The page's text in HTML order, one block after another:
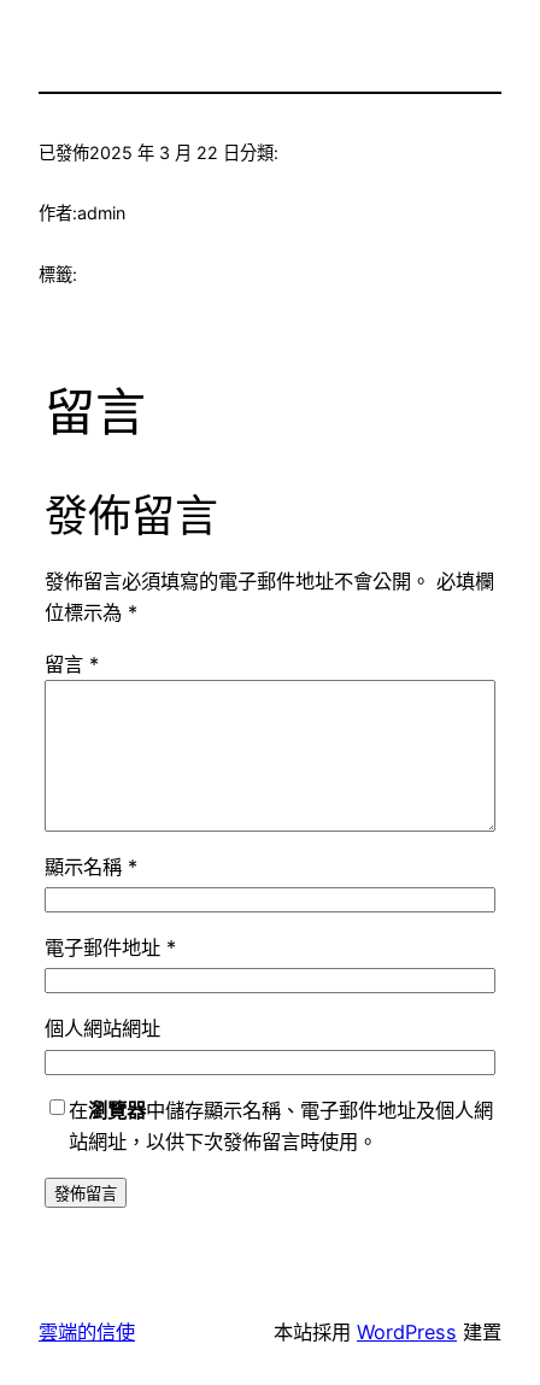
已發佈2025 年 3 月 22 日分類:
作者:admin
標籤:
留言
發佈留言
發佈留言必須填寫的電子郵件地址不會公開。 必填欄
位標示為 *
留言 *
顯示名稱 *
電子郵件地址 *
個人網站網址
在瀏覽器中儲存顯示名稱、電子郵件地址及個人網
站網址，以供下次發佈留言時使用。
雲端的信使 本站採用 WordPress 建置